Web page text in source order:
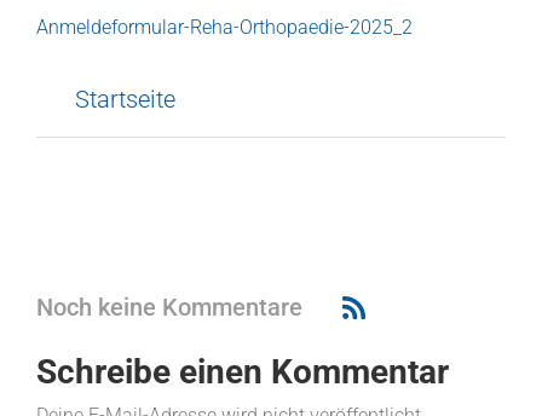
Anmeldeformular-Reha-Orthopaedie-2025_2
Startseite
Noch keine Kommentare
Schreibe einen Kommentar